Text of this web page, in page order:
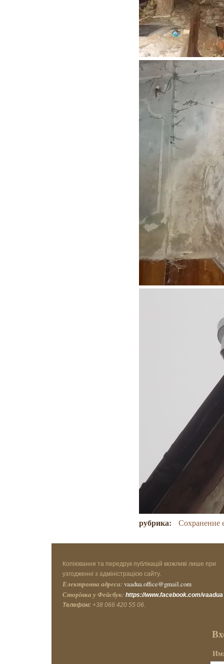
рубрика: Сохранение
Копіювання та передрук публікацій можливі лише при
узгодженні з адміністрацією сайту.
Електронна адреса: vaadua.office@gmail.com
Сторінка у Фейсбук: https://www.facebook.com/vaadua
Телефон: +38 066 420 55 06.